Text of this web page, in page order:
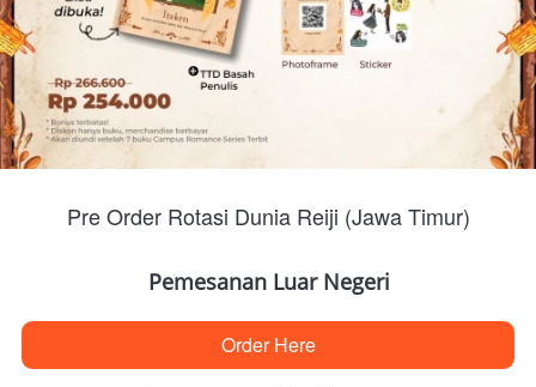
Pre Order Rotasi Dunia Reiji (Jawa Timur)
Pemesanan Luar Negeri
`
Order Here